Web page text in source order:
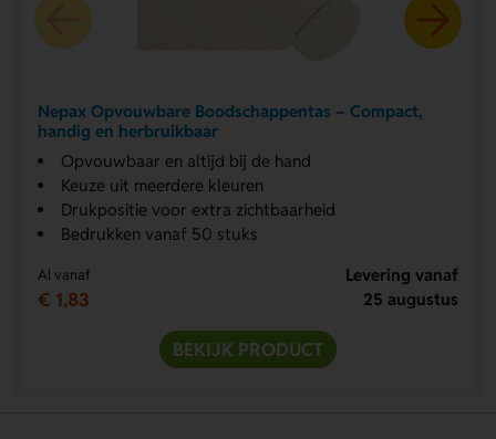
Nepax Opvouwbare Boodschappentas – Compact,
handig en herbruikbaar
Opvouwbaar en altijd bij de hand
Keuze uit meerdere kleuren
Drukpositie voor extra zichtbaarheid
Bedrukken vanaf 50 stuks
Al vanaf
€ 1,83
Levering vanaf
25 augustus
BEKIJK PRODUCT